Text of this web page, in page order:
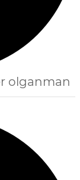
olganman